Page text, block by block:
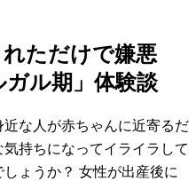
ただけで嫌悪
ル期」体験談
な人が赤ちゃんに近寄るだ
持ちになってイライラして
ょうか？ 女性が出産後に